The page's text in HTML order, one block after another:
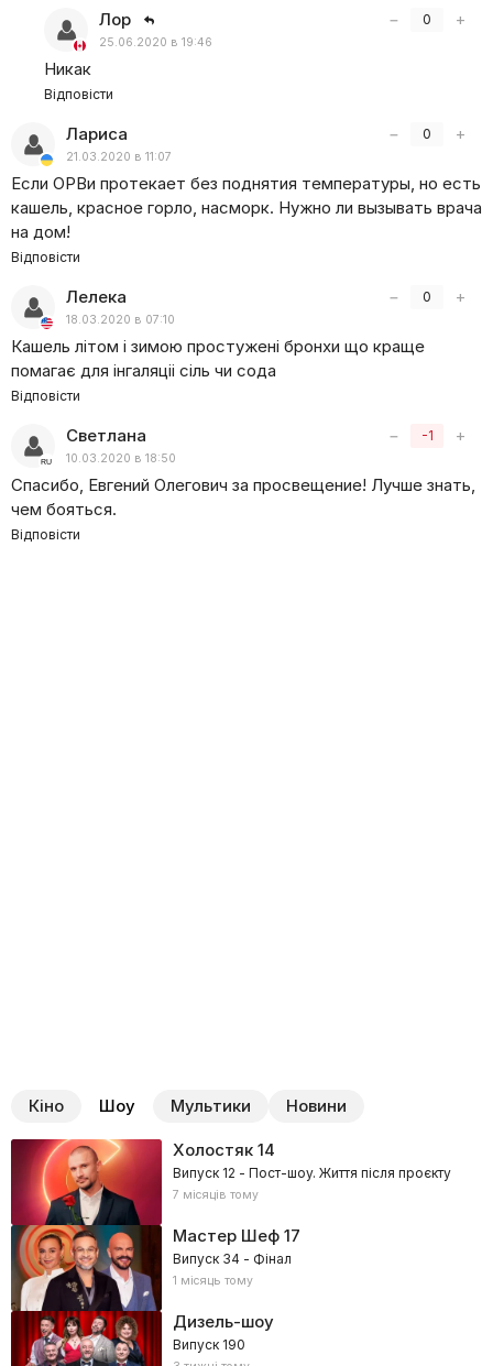
− 0 +
Лор
25.06.2020 в 19:46
Никак
Відповісти
− 0 +
Лариса
21.03.2020 в 11:07
Если ОРВи протекает без поднятия температуры, но есть
кашель, красное горло, насморк. Нужно ли вызывать врача
на дом!
Відповісти
− 0 +
Лелека
18.03.2020 в 07:10
Кашель літом і зимою простужені бронхи що краще
помагає для інгаляціі сіль чи сода
Відповісти
− -1 +
Светлана
10.03.2020 в 18:50
Спасибо, Евгений Олегович за просвещение! Лучше знать,
чем бояться.
Відповісти
Кіно Шоу Мультики Новини
Холостяк14
Випуск 12 - Пост-шоу. Життя після проєкту
7 місяців тому
Мастер Шеф17
Випуск 34 - Фінал
1 місяць тому
Дизель-шоу
Випуск 190